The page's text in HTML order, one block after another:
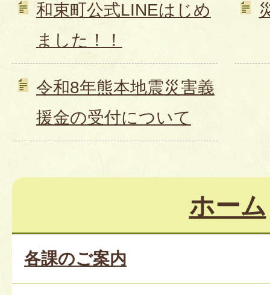
和束町公式LINEはじめ
ました！！
令和8年熊本地震災害義
援金の受付について
ホーム
各課のご案内